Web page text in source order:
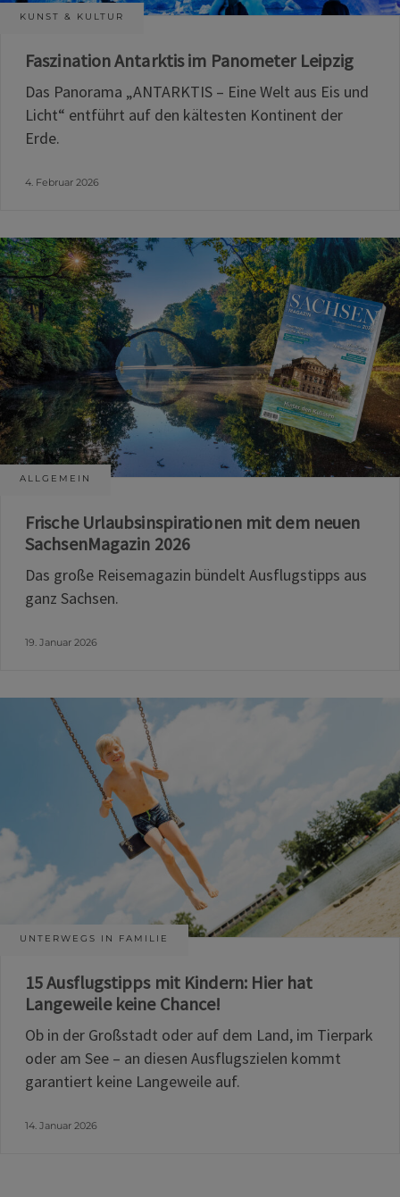
KUNST & KULTUR
Faszination Antarktis im Panometer Leipzig
Das Panorama „ANTARKTIS – Eine Welt aus Eis und
Licht“ entführt auf den kältesten Kontinent der
Erde.
4. Februar 2026
ALLGEMEIN
Frische Urlaubsinspirationen mit dem neuen
SachsenMagazin 2026
Das große Reisemagazin bündelt Ausflugstipps aus
ganz Sachsen.
19. Januar 2026
UNTERWEGS IN FAMILIE
15 Ausflugstipps mit Kindern: Hier hat
Langeweile keine Chance!
Ob in der Großstadt oder auf dem Land, im Tierpark
oder am See – an diesen Ausflugszielen kommt
garantiert keine Langeweile auf.
14. Januar 2026